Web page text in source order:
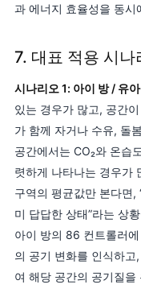
과 에너지 효율성을 동시
7. 대표 적용 시나
시나리오 1: 아이 방 / 유
있는 경우가 많고, 공간
가 함께 자거나 수유, 돌
공간에서는 CO₂와 온습
렷하게 나타나는 경우가
구역의 평균값만 본다면,
미 답답한 상태”라는 상
아이 방의 86 컨트롤러
의 공기 변화를 인식하
여 해당 공간의 공기질